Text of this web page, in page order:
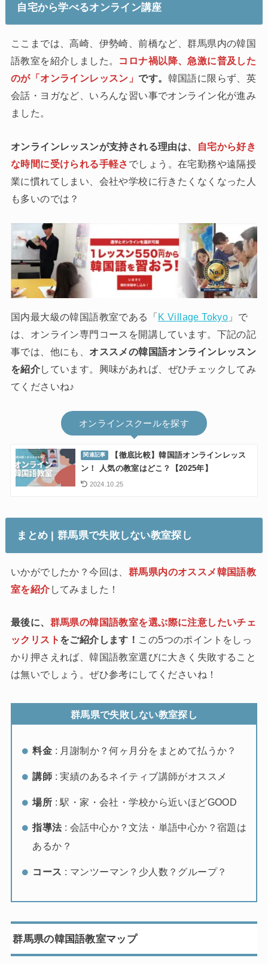
自宅から学べるオンライン講座
ここまでは、高崎、伊勢崎、前橋など、群馬県内の韓国
語教室を紹介しました。 コロナ禍以降、急激に普及した
のが「オンラインレッスン」です。 韓国語に限らず、英
会話・ヨガなど、いろんな習い事でオンライン化が進み
ました。
オンラインレッスンが支持される理由は、
自宅から好き
な時間に受けられる手軽さ でしょう。在宅勤務や遠隔授
業に慣れてしまい、会社や学校に行きたくなくなった人
も多いのでは？
国内最大級の韓国語教室である「K Village Tokyo 」で
は、オンライン専門コースを開講しています。下記の記
事では、他にも、 オススメの韓国語オンラインレッスン
を紹介しています。興味があれば、ぜひチェックしてみ
てくださいね♪
オンラインスクールを探す
【徹底比較】韓国語オンラインレッス
ン！ 人気の教室はどこ？【2025年】
2024.10.25
まとめ | 群馬県で失敗しない教室探し
いかがでしたか？今回は、 群馬県内のオススメ韓国語教
室を紹介 してみました！
最後に、 群馬県の韓国語教室を選ぶ際に注意したいチェ
ックリスト をご紹介します！ この5つのポイントをしっ
かり押さえれば、韓国語教室選びに大きく失敗すること
は無いでしょう。ぜひ参考にしてくださいね！
群馬県で失敗しない教室探し
料金 : 月謝制か？何ヶ月分をまとめて払うか？
講師 : 実績のあるネイティブ講師がオススメ
場所 : 駅・家・会社・学校から近いほどGOOD
指導法: 会話中心か？文法・単語中心か？宿題は
あるか？
コース : マンツーマン？少人数？グループ？
群馬県の韓国語教室マップ